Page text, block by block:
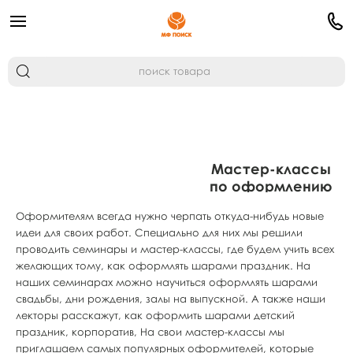
Мастер-классы
по оформлению
шарами
Оформителям всегда нужно черпать откуда-нибудь новые
идеи для своих работ. Специально для них мы решили
проводить семинары и мастер-классы, где будем учить всех
желающих тому, как оформлять шарами праздник. На
наших семинарах можно научиться оформлять шарами
свадьбы, дни рождения, залы на выпускной. А также наши
лекторы расскажут, как оформить шарами детский
праздник, корпоратив, На свои мастер-классы мы
приглашаем самых популярных оформителей, которые